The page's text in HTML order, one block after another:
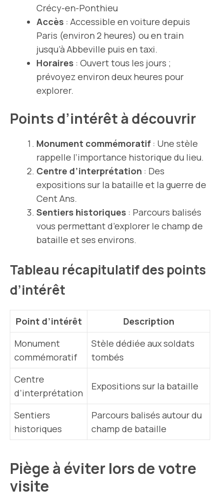
Crécy-en-Ponthieu
Accès : Accessible en voiture depuis
Paris (environ 2 heures) ou en train
jusqu’à Abbeville puis en taxi.
Horaires : Ouvert tous les jours ;
prévoyez environ deux heures pour
explorer.
Points d’intérêt à découvrir
Monument commémoratif : Une stèle
rappelle l’importance historique du lieu.
Centre d’interprétation : Des
expositions sur la bataille et la guerre de
Cent Ans.
Sentiers historiques : Parcours balisés
vous permettant d’explorer le champ de
bataille et ses environs.
Tableau récapitulatif des points
d’intérêt
Point d’intérêt
Description
Monument
commémoratif
Stèle dédiée aux soldats
tombés
Centre
d’interprétation
Expositions sur la bataille
Sentiers
historiques
Parcours balisés autour du
champ de bataille
Piège à éviter lors de votre
visite